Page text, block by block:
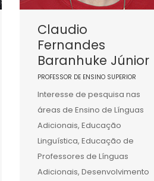
Claudio
Fernandes
Baranhuke Júnior
PROFESSOR DE ENSINO SUPERIOR
Interesse de pesquisa nas
áreas de Ensino de Línguas
Adicionais, Educação
Linguística, Educação de
Professores de Línguas
Adicionais, Desenvolvimento